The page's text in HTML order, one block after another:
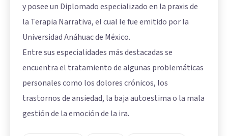
y posee un Diplomado especializado en la praxis de
la Terapia Narrativa, el cual le fue emitido por la
Universidad Anáhuac de México.
Entre sus especialidades más destacadas se
encuentra el tratamiento de algunas problemáticas
personales como los dolores crónicos, los
trastornos de ansiedad, la baja autoestima o la mala
gestión de la emoción de la ira.